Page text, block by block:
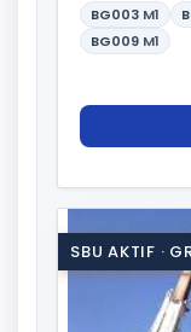
BG003 M1
BG009 M1
SBU AKTIF ·